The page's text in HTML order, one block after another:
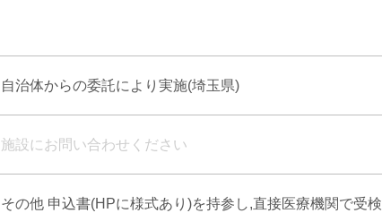
自治体からの委託により実施(埼玉県)
施設にお問い合わせください
その他 申込書(HPに様式あり)を持参し,直接医療機関で受検